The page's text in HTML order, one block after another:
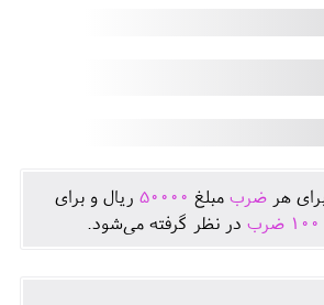
هرضرب مبلغ 50000 ريال و برای
100 ضرب در نظر گرفته می‌شود.